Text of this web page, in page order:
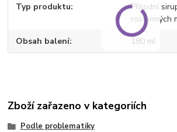
Typ produktu
Přírodní
rostlinných
Obsah balení 180 ml
Zboží zařazeno v kategoriích
Podle problematiky